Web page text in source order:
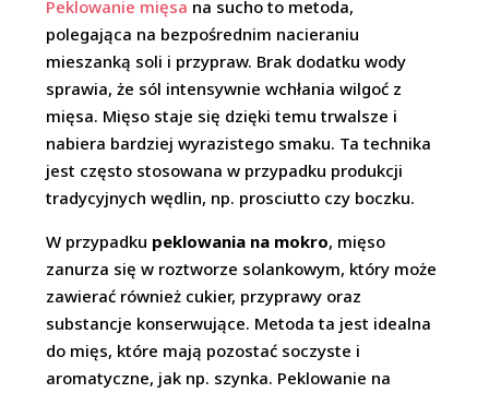
Peklowanie mięsa na sucho to metoda,
polegająca na bezpośrednim nacieraniu
mieszanką soli i przypraw. Brak dodatku wody
sprawia, że sól intensywnie wchłania wilgoć z
mięsa. Mięso staje się dzięki temu trwalsze i
nabiera bardziej wyrazistego smaku. Ta technika
jest często stosowana w przypadku produkcji
tradycyjnych wędlin, np. prosciutto czy boczku.
W przypadku peklowania na mokro, mięso
zanurza się w roztworze solankowym, który może
zawierać również cukier, przyprawy oraz
substancje konserwujące. Metoda ta jest idealna
do mięs, które mają pozostać soczyste i
aromatyczne, jak np. szynka. Peklowanie na